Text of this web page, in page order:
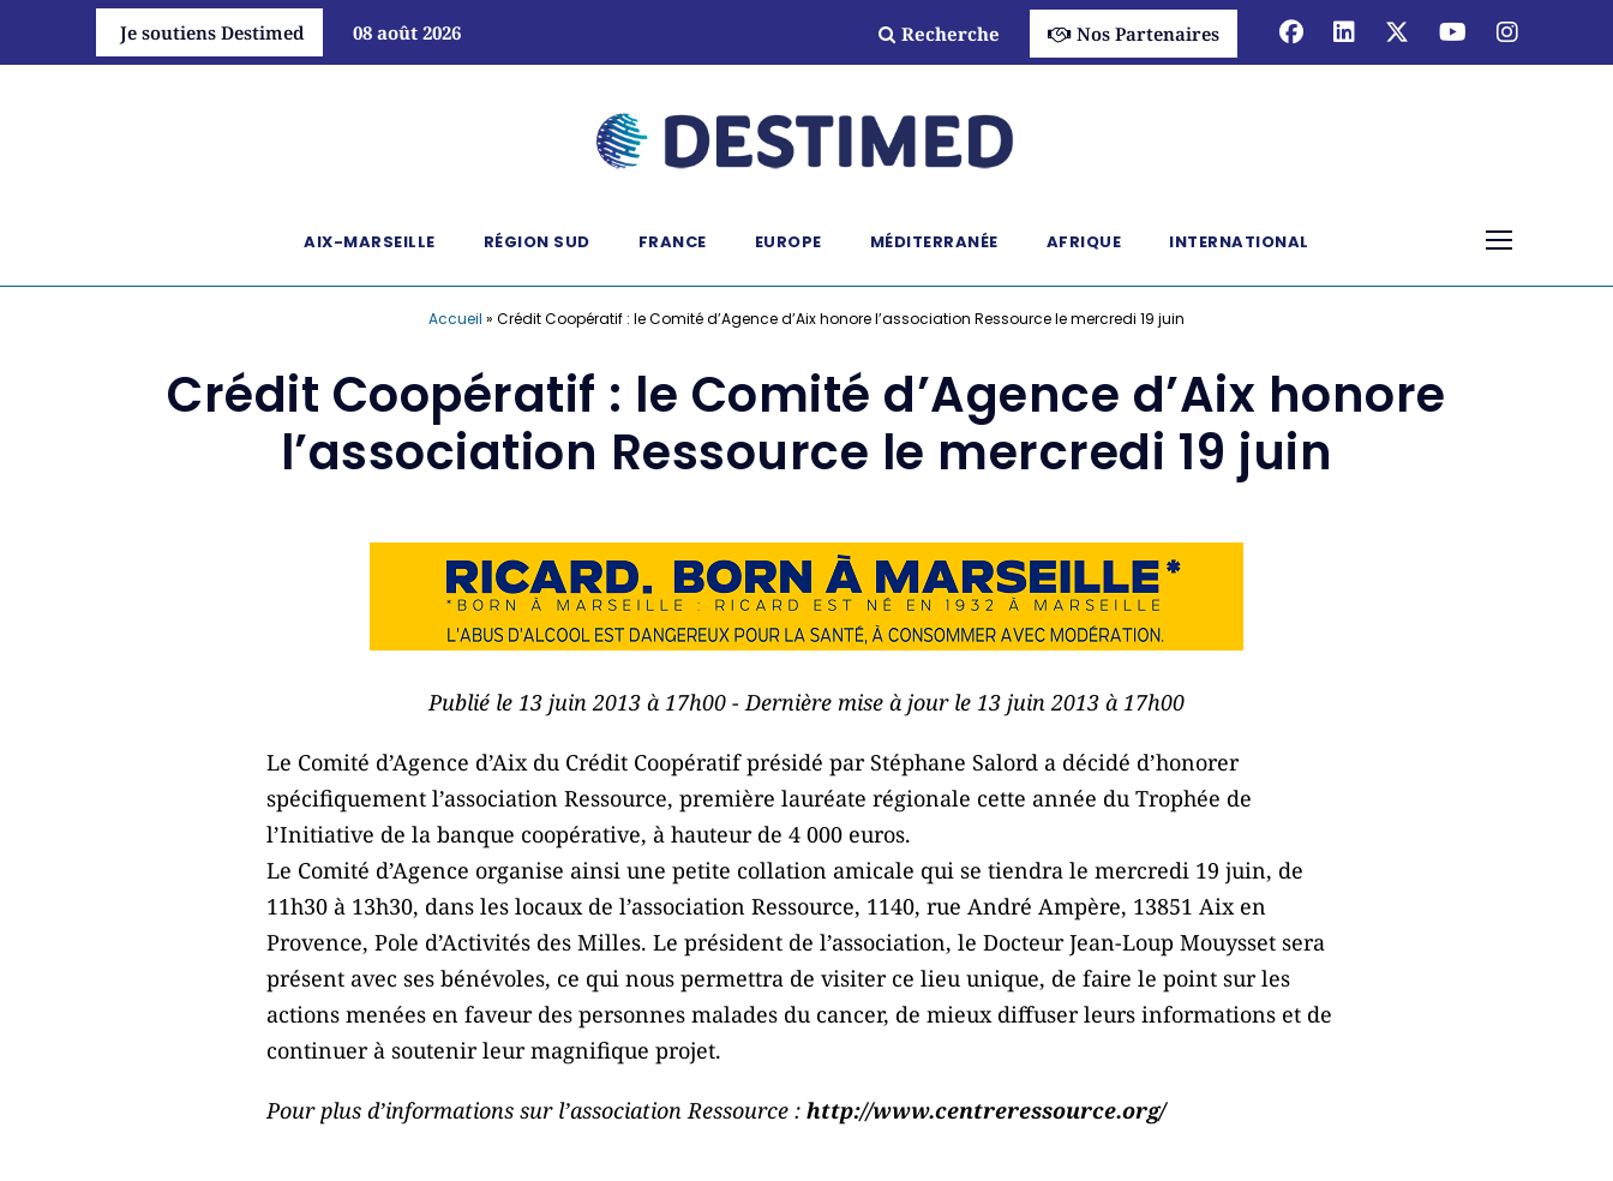
Je soutiens Destimed 08 août 2026 Recherche Nos Partenaires
AIX-MARSEILLE RÉGION SUD FRANCE EUROPE MÉDITERRANÉE AFRIQUE INTERNATIONAL
Accueil » Crédit Coopératif : le Comité d’Agence d’Aix honore l’association Ressource le mercredi 19 juin
Crédit Coopératif : le Comité d’Agence d’Aix honore
l’association Ressource le mercredi 19 juin
Publié le 13 juin 2013 à 17h00 - Dernière mise à jour le 13 juin 2013 à 17h00
Le Comité d’Agence d’Aix du Crédit Coopératif présidé par Stéphane Salord a décidé d’honorer
spécifiquement l’association Ressource, première lauréate régionale cette année du Trophée de
l’Initiative de la banque coopérative, à hauteur de 4 000 euros.
Le Comité d’Agence organise ainsi une petite collation amicale qui se tiendra le mercredi 19 juin, de
11h30 à 13h30, dans les locaux de l’association Ressource, 1140, rue André Ampère, 13851 Aix en
Provence, Pole d’Activités des Milles. Le président de l’association, le Docteur Jean-Loup Mouysset sera
présent avec ses bénévoles, ce qui nous permettra de visiter ce lieu unique, de faire le point sur les
actions menées en faveur des personnes malades du cancer, de mieux diffuser leurs informations et de
continuer à soutenir leur magnifique projet.
Pour plus d’informations sur l’association Ressource : http://www.centreressource.org/